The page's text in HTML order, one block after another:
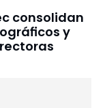
consolidan
y